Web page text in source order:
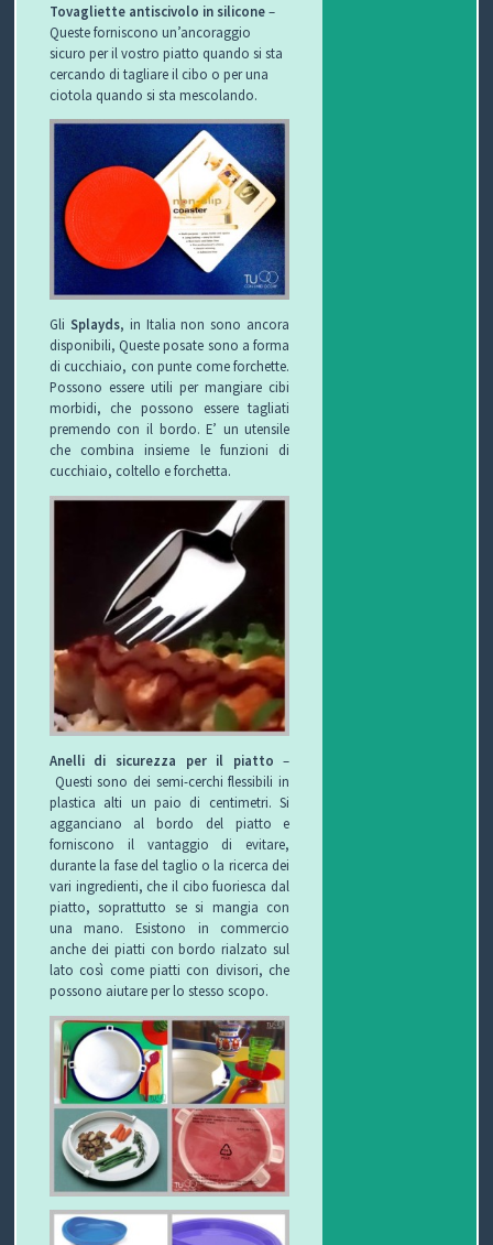
Tovagliette antiscivolo in silicone–
Queste forniscono un’ancoraggio
sicuro per il vostro piatto quando si sta
cercando di tagliare il cibo o per una
ciotola quando si sta mescolando.
Gli Splayds, in Italia non sono ancora
disponibili, Queste posate sono a forma
di cucchiaio, con punte come forchette.
Possono essere utili per mangiare cibi
morbidi, che possono essere tagliati
premendo con il bordo. E’ un utensile
che combina insieme le funzioni di
cucchiaio, coltello e forchetta.
Anelli di sicurezza per il piatto –
Questi sono dei semi-cerchi flessibili in
plastica alti un paio di centimetri. Si
agganciano al bordo del piatto e
forniscono il vantaggio di evitare,
durante la fase del taglio o la ricerca dei
vari ingredienti, che il cibo fuoriesca dal
piatto, soprattutto se si mangia con
una mano. Esistono in commercio
anche dei piatti con bordo rialzato sul
lato così come piatti con divisori, che
possono aiutare per lo stesso scopo.